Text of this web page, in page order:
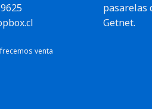
venta
pasarelas
Getnet.